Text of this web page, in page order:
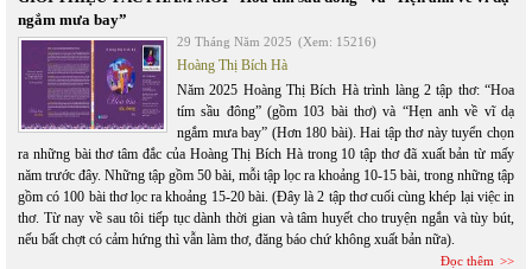
ngắm mưa bay”
29 Tháng Năm 2025 (Xem: 15216)
Hoàng Thị Bích Hà
Năm 2025 Hoàng Thị Bích Hà trình làng 2 tập thơ: “Hoa
tím sầu đông” (gồm 103 bài thơ) và “Hẹn anh về vĩ dạ
ngắm mưa bay” (Hơn 180 bài). Hai tập thơ này tuyển chọn
ra những bài thơ tâm đắc của Hoàng Thị Bích Hà trong 10 tập thơ đã xuất bản từ mấy
năm trước đây. Những tập gồm 50 bài, mỗi tập lọc ra khoảng 10-15 bài, trong những tập
gồm có 100 bài thơ lọc ra khoảng 15-20 bài. (Đây là 2 tập thơ cuối cùng khép lại việc in
thơ. Từ nay về sau tôi tiếp tục dành thời gian và tâm huyết cho truyện ngắn và tùy bút,
nếu bất chợt có cảm hứng thì vẫn làm thơ, đăng báo chứ không xuất bản nữa).
Đọc thêm